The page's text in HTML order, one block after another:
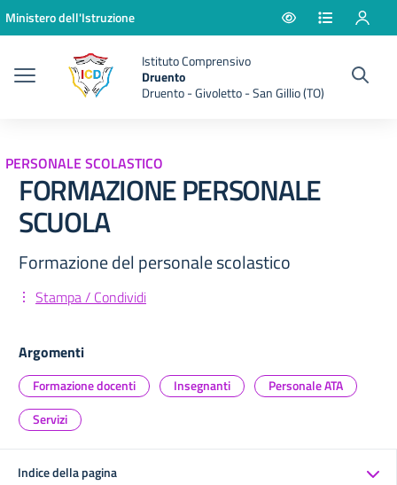
Vai ai contenuti
Vai al menu di navigazione
Vai al footer
Ministero dell'Istruzione
Istituto Comprensivo
Druento
Druento - Givoletto - San Gillio (TO)
PERSONALE SCOLASTICO
FORMAZIONE PERSONALE
SCUOLA
Formazione del personale scolastico
Stampa / Condividi
Argomenti
Formazione docenti Insegnanti
Personale ATA
Servizi
Indice della pagina